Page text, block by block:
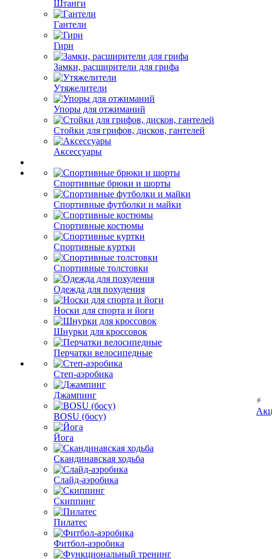
Штанги
Гантели
Гири
Замки, расширители для грифа
Утяжелители
Упоры для отжиманий
Стойки для грифов, дисков, гантелей
Аксессуары
Спортивные брюки и шорты
Спортивные футболки и майки
Спортивные костюмы
Спортивные куртки
Спортивные толстовки
Одежда для похудения
Носки для спорта и йоги
Шнурки для кроссовок
Перчатки велосипедные
Степ-аэробика
Джампинг
BOSU (босу)
Йога
Скандинавская ходьба
Слайд-аэробика
Скиппинг
Пилатес
Фитбол-аэробика